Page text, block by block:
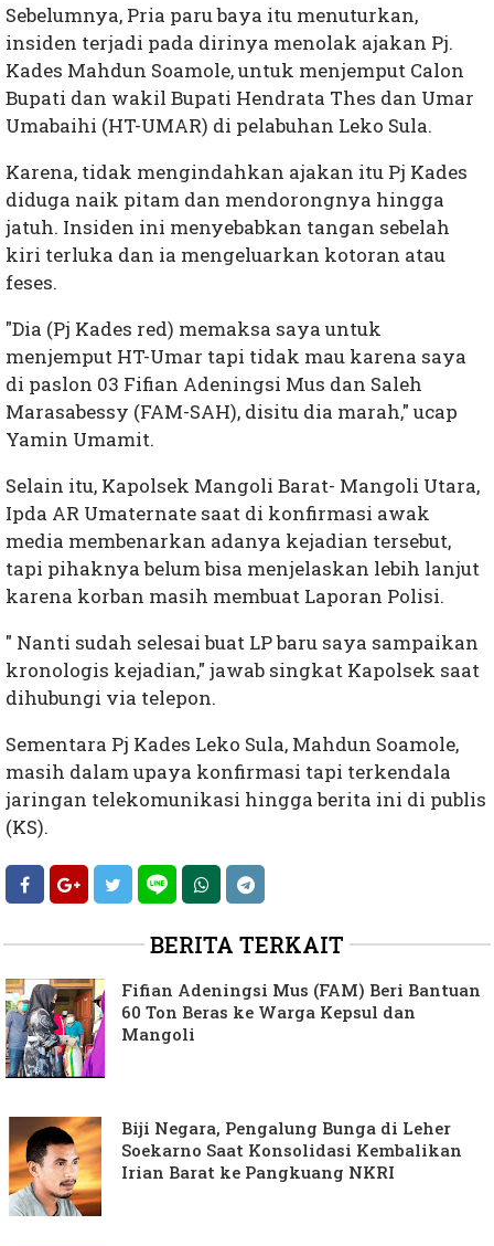
Sebelumnya, Pria paru baya itu menuturkan,
insiden terjadi pada dirinya menolak ajakan Pj.
Kades Mahdun Soamole, untuk menjemput Calon
Bupati dan wakil Bupati Hendrata Thes dan Umar
Umabaihi (HT-UMAR) di pelabuhan Leko Sula.
Karena, tidak mengindahkan ajakan itu Pj Kades
diduga naik pitam dan mendorongnya hingga
jatuh. Insiden ini menyebabkan tangan sebelah
kiri terluka dan ia mengeluarkan kotoran atau
feses.
"Dia (Pj Kades red) memaksa saya untuk
menjemput HT-Umar tapi tidak mau karena saya
di paslon 03 Fifian Adeningsi Mus dan Saleh
Marasabessy (FAM-SAH), disitu dia marah," ucap
Yamin Umamit.
Selain itu, Kapolsek Mangoli Barat- Mangoli Utara,
Ipda AR Umaternate saat di konfirmasi awak
media membenarkan adanya kejadian tersebut,
tapi pihaknya belum bisa menjelaskan lebih lanjut
karena korban masih membuat Laporan Polisi.
" Nanti sudah selesai buat LP baru saya sampaikan
kronologis kejadian," jawab singkat Kapolsek saat
dihubungi via telepon.
Sementara Pj Kades Leko Sula, Mahdun Soamole,
masih dalam upaya konfirmasi tapi terkendala
jaringan telekomunikasi hingga berita ini di publis
(KS).
BERITA TERKAIT
Fifian Adeningsi Mus (FAM) Beri Bantuan
60 Ton Beras ke Warga Kepsul dan
Mangoli
Biji Negara, Pengalung Bunga di Leher
Soekarno Saat Konsolidasi Kembalikan
Irian Barat ke Pangkuang NKRI